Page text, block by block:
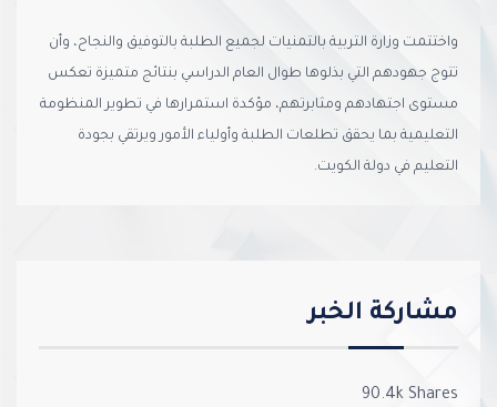
واختتمت وزارة التربية بالتمنيات لجميع الطلبة بالتوفيق والنجاح، وأن
تتوج جهودهم التي بذلوها طوال العام الدراسي بنتائج متميزة تعكس
مستوى اجتهادهم ومثابرتهم، مؤكدة استمرارها في تطوير المنظومة
التعليمية بما يحقق تطلعات الطلبة وأولياء الأمور ويرتقي بجودة
التعليم في دولة الكويت.
مشاركة الخبر
90.4k Shares